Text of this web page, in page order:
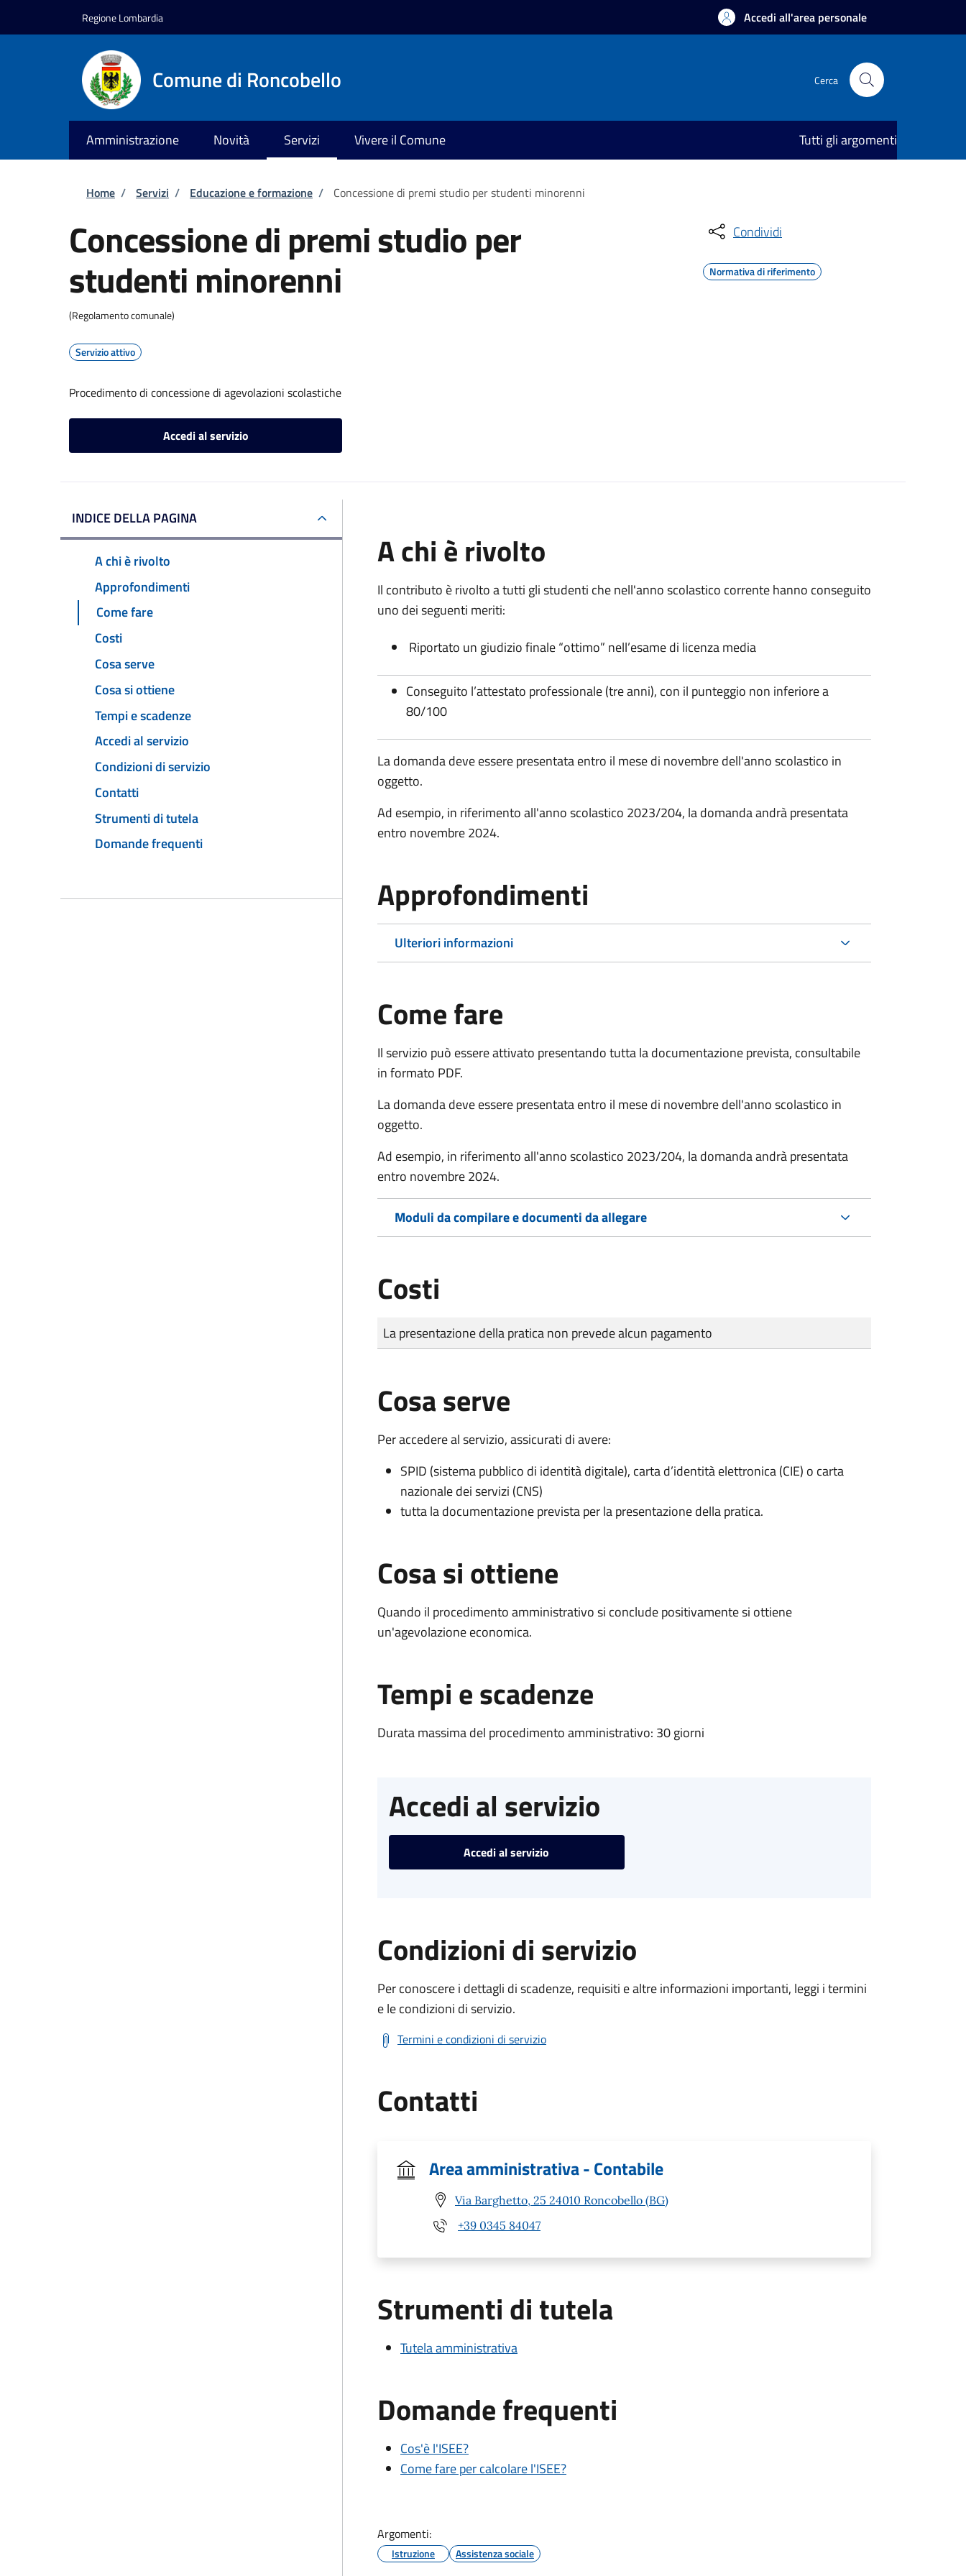
Regione Lombardia Accedi all'area personale
Comune di Roncobello Cerca
Amministrazione Novità Servizi Vivere il Comune Tutti gli argomenti
Briciole di pane
Home / Servizi / Educazione e formazione / Concessione di premi studio per studenti minorenni
Concessione di premi studio per
studenti minorenni
(Regolamento comunale)
Servizio attivo
Procedimento di concessione di agevolazioni scolastiche
Accedi al servizio
Condividi
Normativa di riferimento
INDICE DELLA PAGINA
A chi è rivolto
Approfondimenti
Come fare
Costi
Cosa serve
Cosa si ottiene
Tempi e scadenze
Accedi al servizio
Condizioni di servizio
Contatti
Strumenti di tutela
Domande frequenti
A chi è rivolto
Il contributo è rivolto a tutti gli studenti che nell'anno scolastico corrente hanno conseguito
uno dei seguenti meriti:
Riportato un giudizio finale “ottimo” nell’esame di licenza media
Conseguito l’attestato professionale (tre anni), con il punteggio non inferiore a
80/100
La domanda deve essere presentata entro il mese di novembre dell'anno scolastico in
oggetto.
Ad esempio, in riferimento all'anno scolastico 2023/204, la domanda andrà presentata
entro novembre 2024.
Approfondimenti
Ulteriori informazioni
Come fare
Il servizio può essere attivato presentando tutta la documentazione prevista, consultabile
in formato PDF.
La domanda deve essere presentata entro il mese di novembre dell'anno scolastico in
oggetto.
Ad esempio, in riferimento all'anno scolastico 2023/204, la domanda andrà presentata
entro novembre 2024.
Moduli da compilare e documenti da allegare
Costi
Tipo di pagamento
Importo
La presentazione della pratica non prevede alcun pagamento
Cosa serve
Per accedere al servizio, assicurati di avere:
SPID (sistema pubblico di identità digitale), carta d’identità elettronica (CIE) o carta
nazionale dei servizi (CNS)
tutta la documentazione prevista per la presentazione della pratica.
Cosa si ottiene
Quando il procedimento amministrativo si conclude positivamente si ottiene
un'agevolazione economica.
Tempi e scadenze
Durata massima del procedimento amministrativo: 30 giorni
Accedi al servizio
Accedi al servizio
Condizioni di servizio
Per conoscere i dettagli di scadenze, requisiti e altre informazioni importanti, leggi i termini
e le condizioni di servizio.
Termini e condizioni di servizio
Contatti
Area amministrativa - Contabile
Via Barghetto, 25 24010 Roncobello (BG)
+39 0345 84047
Strumenti di tutela
Tutela amministrativa
Domande frequenti
Cos'è l'ISEE?
Come fare per calcolare l'ISEE?
Argomenti:
Istruzione Assistenza sociale